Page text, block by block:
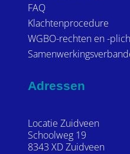
FAQ
Klachtenprocedure
WGBO-rechten en -
Adressen
Locatie Zuidveen
Schoolweg 19
8343 XD Zuidveen